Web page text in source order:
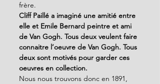
frère.
Cliff Paillé a imaginé une amitié entre
elle et Emile Bernard peintre et ami
de Van Gogh. Tous deux veulent faire
connaitre l’oeuvre de Van Gogh. Tous
deux sont motivés pour garder ces
oeuvres en collection.
Nous nous trouvons donc en 1891,